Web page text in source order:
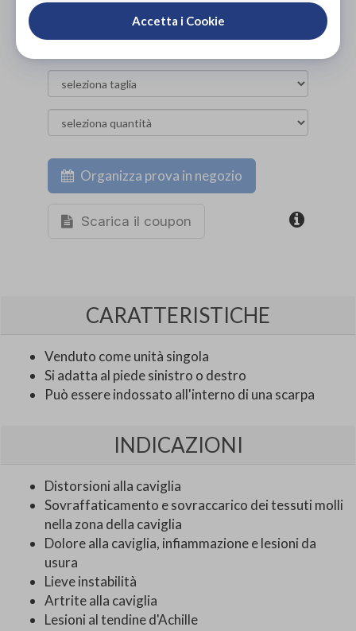
ACQUISTA ONLINE
NON DISPONIBILE
Organizza prova in negozio
Scarica il coupon
CARATTERISTICHE
Venduto come unità singola
Si adatta al piede sinistro o destro
Può essere indossato all'interno di una scarpa
INDICAZIONI
Distorsioni alla caviglia
Sovraffaticamento e sovraccarico dei tessuti molli
nella zona della caviglia
Dolore alla caviglia, infiammazione e lesioni da
usura
Lieve instabilità
Artrite alla caviglia
Lesioni al tendine d'Achille
Accetta i Cookie